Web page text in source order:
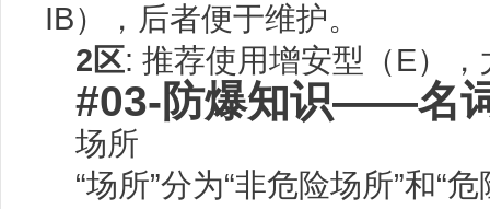
IB），后者便于维护。
2区: 推荐使用增安型（E）
#03-防爆知识——名
场所
“场所”分为“非危险场所”和“